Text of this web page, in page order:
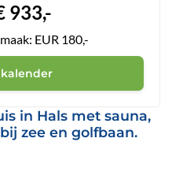
in Hals met sauna,
zee en golfbaan.
933,-
EUR 180,-